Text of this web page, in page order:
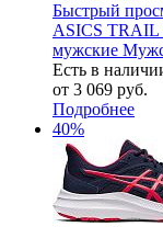
Быстрый
ASICS TRAIL
мужские
Есть в
от 3 069 руб.
Подробнее
40%